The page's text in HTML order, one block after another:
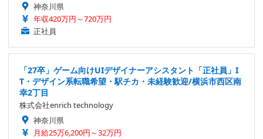
神奈川県
年収420万円～720万円
正社員
「27卒」ゲーム向けUIデザイナーアシスタント「正社員」I
T・デザイン系転職希望・駅チカ・未経験歓迎/横浜市西区南
幸2丁目
株式会社enrich technology
神奈川県
月給25万6,200円～32万円